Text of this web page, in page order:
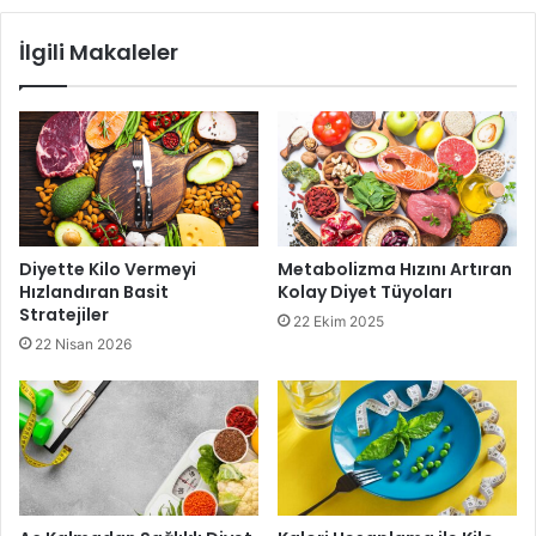
İlgili Makaleler
Diyette Kilo Vermeyi
Hızlandıran Basit
Stratejiler
22 Nisan 2026
Metabolizma Hızını Artıran
Kolay Diyet Tüyoları
22 Ekim 2025